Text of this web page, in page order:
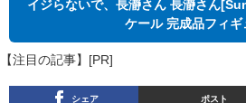
イジらないで、長瀞さん 長瀞さん
ケール 完成品フィギ
【注目の記事】[PR]
シェア ポスト